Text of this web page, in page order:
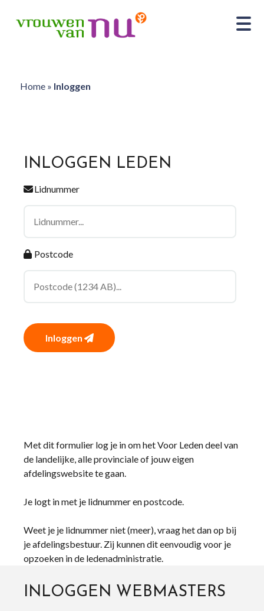
Home» Inloggen
INLOGGEN LEDEN
Lidnummer
Postcode
Inloggen
Met dit formulier log je in om het Voor Leden deel van
de landelijke, alle provinciale of jouw eigen
afdelingswebsite te gaan.
Je logt in met je lidnummer en postcode.
Weet je je lidnummer niet (meer), vraag het dan op bij
je afdelingsbestuur. Zij kunnen dit eenvoudig voor je
opzoeken in de ledenadministratie.
INLOGGEN WEBMASTERS